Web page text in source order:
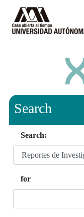
Search
Search:
for